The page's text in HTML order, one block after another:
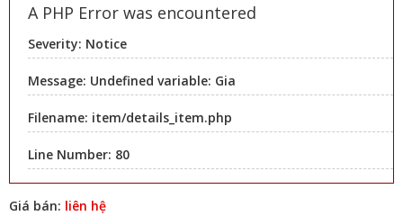
A PHP Error was encountered
Severity: Notice
Message: Undefined variable: Gia
Filename: item/details_item.php
Line Number: 80
Giá bán: liên hệ